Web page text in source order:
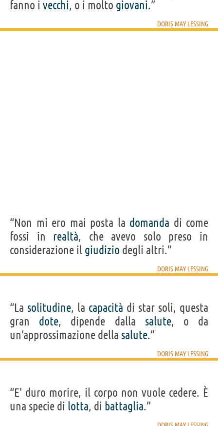
fanno i vecchi, o i molto giovani.”
DORIS MAY LESSING
“Non mi ero mai posta la domanda di come
fossi in realtà, che avevo solo preso in
considerazione il giudizio degli altri.”
DORIS MAY LESSING
“La solitudine, la capacità di star soli, questa
gran dote, dipende dalla salute, o da
un’approssimazione della salute.”
DORIS MAY LESSING
“E' duro morire, il corpo non vuole cedere. È
una specie di lotta, di battaglia.”